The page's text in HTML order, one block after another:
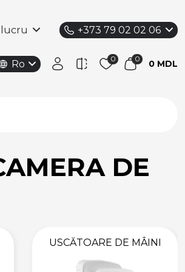
lucru +373 79 02 02 06
Ro 0 MDL
DE
USCĂTOARE DE MÂINI